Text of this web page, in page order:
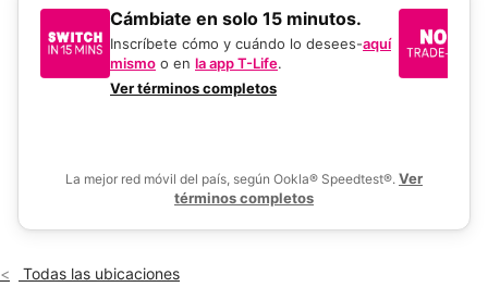
Lun.:10:00 a.m. a 8:00 p.m.
Mar.:
10:00 a.m. a 8:00 p.m.
Mié.: 10:00 a.m. a 8:00 p.m.
Jue.:10:00 a.m. a 8:00 p.m.
10:00 a.m. a 8:00 p.m.
​​​​​​​Cámbiate en solo 15 minutos.
Inscríbete cómo y cuándo lo desees-aquí
mismo o en la app T-Life.
Ver términos completos
La mejor red móvil del país, según Ookla® Speedtest®. Ver
términos completos
Todas las ubicaciones